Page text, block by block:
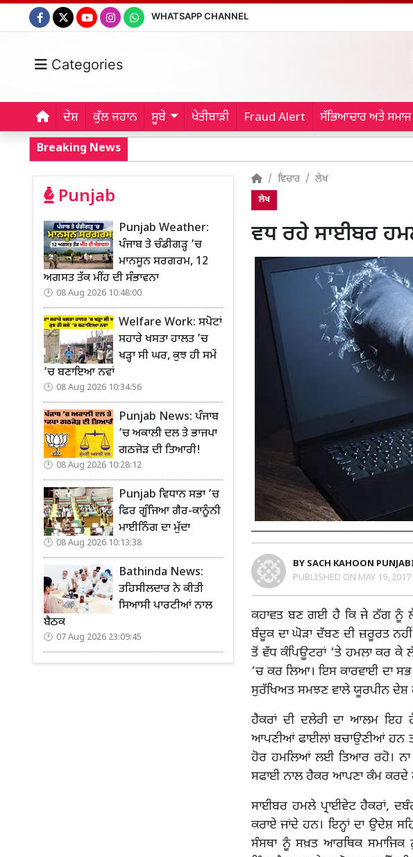
WHATSAPP CHANNEL
Categories
ਦੇਸ਼ ਕੁੱਲ ਜਹਾਨ ਸੂਬੇ ਖੇਤੀਬਾੜੀ Fraud Alert ਸੱਭਿਆਚਾਰ ਅਤੇ ਸਮਾਜ
Breaking News
Punjab
Punjab Weather:
ਪੰਜਾਬ ਤੇ ਚੰਡੀਗੜ੍ਹ ’ਚ
ਮਾਨਸੂਨ ਸਰਗਰਮ, 12
ਅਗਸਤ ਤੱਕ ਮੀਂਹ ਦੀ ਸੰਭਾਵਨਾ
08 Aug 2026 10:48:00
Welfare Work: ਸਪੋਟਾਂ
ਸਹਾਰੇ ਖਸਤਾ ਹਾਲਤ ’ਚ
ਖੜ੍ਹਾ ਸੀ ਘਰ, ਕੁਝ ਹੀ ਸਮੇਂ
’ਚ ਬਣਾਇਆ ਨਵਾਂ
08 Aug 2026 10:34:56
Punjab News: ਪੰਜਾਬ
’ਚ ਅਕਾਲੀ ਦਲ ਤੇ ਭਾਜਪਾ
ਗਠਜੋੜ ਦੀ ਤਿਆਰੀ!
08 Aug 2026 10:28:12
Punjab ਵਿਧਾਨ ਸਭਾ ’ਚ
ਫਿਰ ਗੂੰਜਿਆ ਗੈਰ-ਕਾਨੂੰਨੀ
ਮਾਈਨਿੰਗ ਦਾ ਮੁੱਦਾ
08 Aug 2026 10:13:38
Bathinda News:
ਤਹਿਸੀਲਦਾਰ ਨੇ ਕੀਤੀ
ਸਿਆਸੀ ਪਾਰਟੀਆਂ ਨਾਲ
ਬੈਠਕ
07 Aug 2026 23:09:45
ਵਿਚਾਰ ਲੇਖ
ਲੇਖ
ਵਧ ਰਹੇ ਸਾਈਬਰ
BY SACH KAHOON
PUBLISHED ON MAY 19,
ਕਹਾਵਤ ਬਣ ਗਈ ਹੈ ਕਿ ਜੇ ਠੱਗ ਨੂੰ
ਬੰਦੂਕ ਦਾ ਘੋੜਾ ਦੱਬਣ ਦੀ ਜ਼ਰੂਰਤ
ਤੋਂ ਵੱਧ ਕੰਪਿਊਟਰਾਂ ‘ਤੇ ਹਮਲਾ ਕਰ ਕੇ
‘ਚ ਕਰ ਲਿਆ। ਇਸ ਕਾਰਵਾਈ ਦਾ
ਸੁਰੱਖਿਅਤ ਸਮਝਣ ਵਾਲੇ ਯੂਰਪੀਨ ਦੇਸ਼
ਹੈਕਰਾਂ ਦੀ ਦਲੇਰੀ ਦਾ ਆਲਮ ਇਹ
ਆਪਣੀਆਂ ਫਾਈਲਾਂ ਬਚਾਉਣੀਆਂ ਹਨ
ਹੋਰ ਹਮਲਿਆਂ ਲਈ ਤਿਆਰ ਰਹੋ। ਨਾ
ਸਫਾਈ ਨਾਲ ਹੈਕਰ ਆਪਣਾ ਕੰਮ ਕਰਦੇ
ਸਾਈਬਰ ਹਮਲੇ ਪ੍ਰਾਈਵੇਟ ਹੈਕਰਾਂ,
ਕਰਾਏ ਜਾਂਦੇ ਹਨ। ਇਨ੍ਹਾਂ ਦਾ ਉਦੇਸ਼
ਸੰਸਥਾ ਨੂੰ ਸਖ਼ਤ ਆਰਥਿਕ ਸਮਾਜਿਕ